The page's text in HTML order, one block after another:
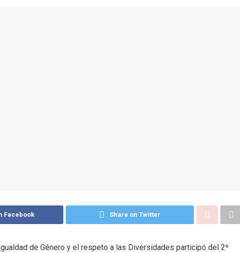
Facebook Share on Twitter
de Género y el respeto a las Diversidades participó del 2º